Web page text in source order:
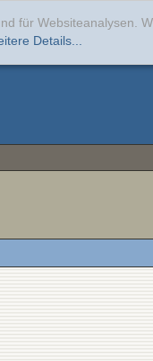
für Websiteanalysen.
Details...